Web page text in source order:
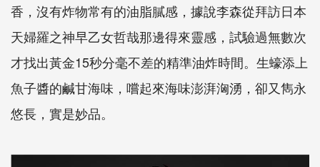
香，沒有炸物常有的油脂膩感，據說李森從拜訪日本
天婦羅之神早乙女哲哉那邊得來靈感，試驗過無數次
才找出黃金15秒分毫不差的精準油炸時間。生蠔添上
魚子醬的鹹甘海味，嚐起來海味澎湃洶湧，卻又雋永
悠長，實是妙品。